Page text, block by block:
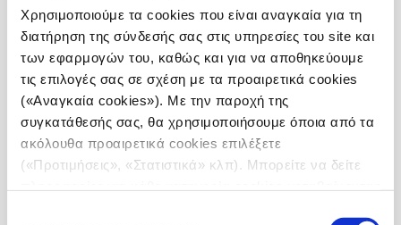
Χρησιμοποιούμε τα cookies που είναι αναγκαία για τη
διατήρηση της σύνδεσής σας στις υπηρεσίες του site και
των εφαρμογών του, καθώς και για να αποθηκεύουμε
τις επιλογές σας σε σχέση με τα προαιρετικά cookies
(«Αναγκαία cookies»). Με την παροχή της
συγκατάθεσής σας, θα χρησιμοποιήσουμε όποια από τα
ακόλουθα προαιρετικά cookies επιλέξετε
(«Προτιμήσεις», «Στατιστικά» κλπ). Μπορείτε να δείτε
προγράμματος. Ο ανασχεδιασμός του YOJO θα γίνει
με τρόπο που να αντανακλά ξεκάθαρα το
μακροπρόθεσμο όραμά μας: να προσφέρει μια
ουσιαστική εμπειρία incubator σε πρόσφατους
αποφοίτους και να τους προετοιμάσει καλύτερα για
τη μελλοντική τους επαγγελματική πορεία.
Εκτιμούμε ειλικρινά το ενδιαφέρον, την